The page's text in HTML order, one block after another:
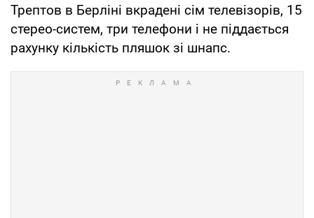
Трептов в Берліні вкрадені сім телевізорів, 15
стерео-систем, три телефони і не піддається
рахунку кількість пляшок зі шнапс.